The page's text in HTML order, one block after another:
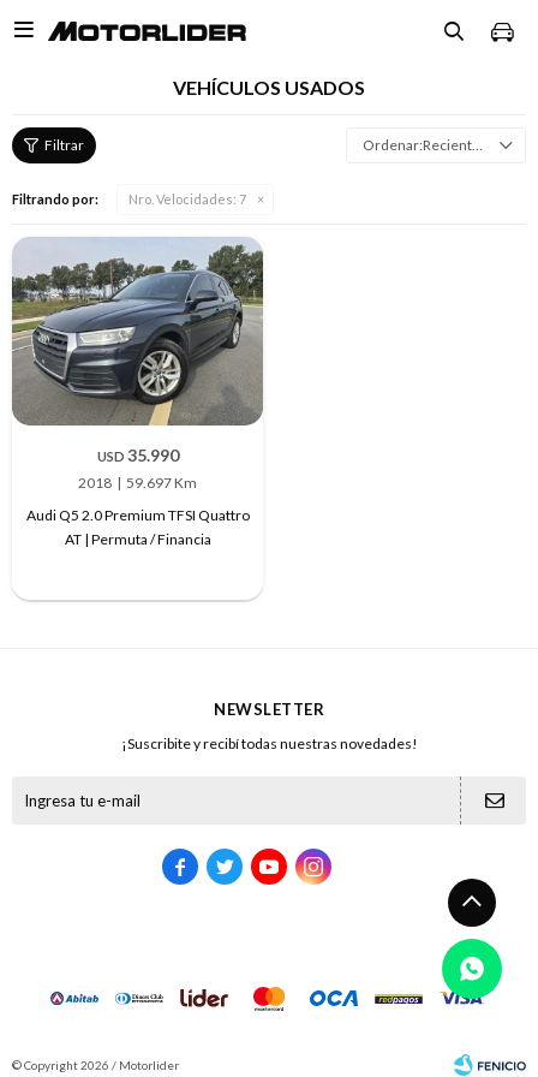

VEHÍCULOS USADOS
Recientes
Filtrando por: Nro. Velocidades: 7
USD 35.990
2018
59.697 Km
Audi Q5 2.0 Premium TFSI Quattro
AT | Permuta / Financia
NEWSLETTER
¡Suscribite y recibí todas nuestras novedades!
   
© Copyright 2026 / Motorlider